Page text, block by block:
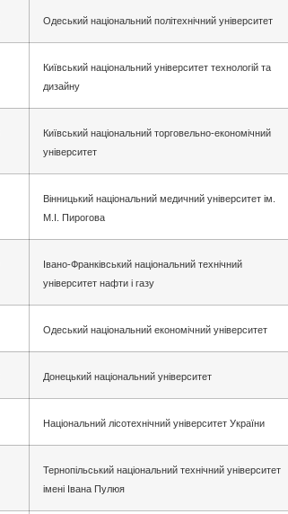
Одеський національний політехнічний університет
Київський національний університет технологій та
дизайну
Київський національний торговельно-економічний
університет
Вінницький національний медичний університет ім.
М.І. Пирогова
Івано-Франківський національний технічний
університет нафти і газу
Одеський національний економічний університет
Донецький національний університет
Національний лісотехнічний університет України
Тернопільський національний технічний університет
імені Івана Пулюя